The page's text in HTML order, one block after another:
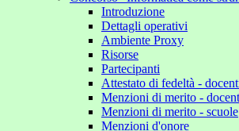
Introduzione
Dettagli operativi
Ambiente Proxy
Risorse
Partecipanti
Attestato di fedeltà -
Menzioni di merito -
Menzioni di merito - scuole
Menzioni d'onore